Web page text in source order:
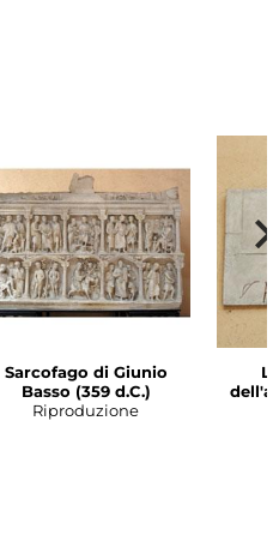
Sarcofago di Giunio
Basso (359 d.C.)
Riproduzione